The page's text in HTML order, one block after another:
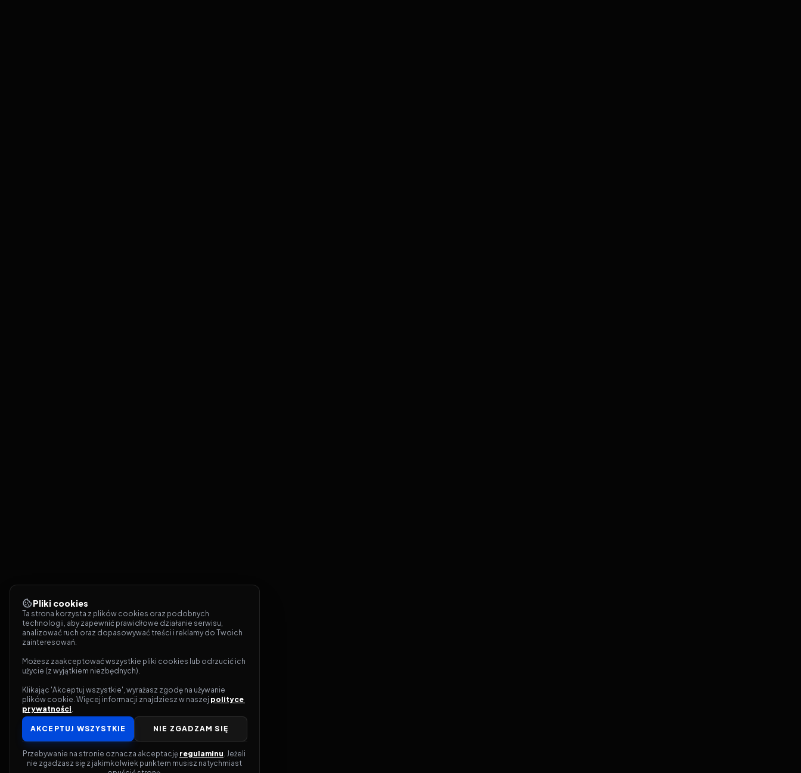
Pliki cookies
Ta strona korzysta z plików cookies oraz podobnych
technologii, aby zapewnić prawidłowe działanie serwisu,
analizować ruch oraz dopasowywać treści i reklamy do Twoich
zainteresowań.
Możesz zaakceptować wszystkie pliki cookies lub odrzucić ich
użycie (z wyjątkiem niezbędnych).
Klikając 'Akceptuj wszystkie', wyrażasz zgodę na używanie
plików cookie. Więcej informacji znajdziesz w naszej polityce
prywatności.
AKCEPTUJ WSZYSTKIE NIE ZGADZAM SIĘ
Przebywanie na stronie oznacza akceptację regulaminu. Jeżeli
nie zgadzasz się z jakimkolwiek punktem musisz natychmiast